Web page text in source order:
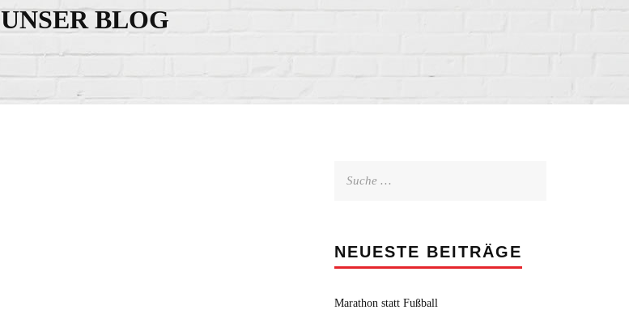
UNSER BLOG
NEUESTE BEITRÄGE
Marathon statt Fußball